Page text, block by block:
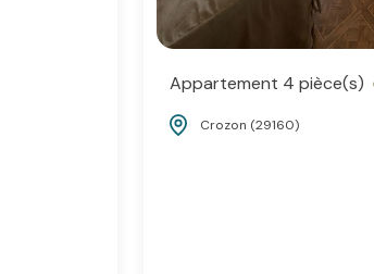
Appartement 4 pièce(s)
Crozon (29160)